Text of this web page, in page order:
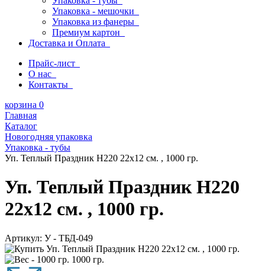
Упаковка - мешочки
Упаковка из фанеры
Премиум картон
Доставка и Оплата
Прайс-лист
О нас
Контакты
корзина 0
Главная
Каталог
Новогодняя упаковка
Упаковка - тубы
Уп. Теплый Праздник H220 22х12 см. , 1000 гр.
Уп. Теплый Праздник H220
22х12 см. , 1000 гр.
Артикул: У - ТБД-049
1000 гр.